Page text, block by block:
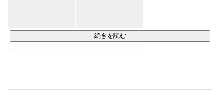
続きを読む